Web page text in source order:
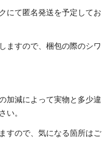
にて匿名発送を予定してお
ますので、梱包の際のシワ
加減によって実物と多少違
。
すので、気になる箇所はご